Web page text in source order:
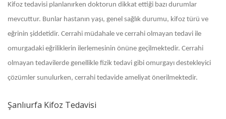
Kifoz tedavisi planlanırken doktorun dikkat ettiği bazı durumlar
mevcuttur. Bunlar hastanın yaşı, genel sağlık durumu, kifoz türü ve
eğrinin şiddetidir. Cerrahi müdahale ve cerrahi olmayan tedavi ile
omurgadaki eğriliklerin ilerlemesinin önüne geçilmektedir. Cerrahi
olmayan tedavilerde genellikle fizik tedavi gibi omurgayı destekleyici
çözümler sunulurken, cerrahi tedavide ameliyat önerilmektedir.
Şanlıurfa Kifoz Tedavisi